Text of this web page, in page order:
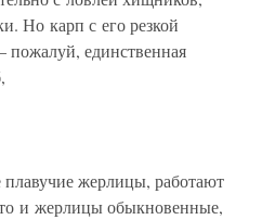
Но карп с его резкой
пожалуй, единственная
жерлицы, работают
и жерлицы обыкновенные,